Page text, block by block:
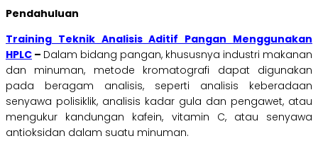
Pendahuluan
Training Teknik Analisis Aditif Pangan Menggunakan
HPLC – Dalam bidang pangan, khususnya industri makanan
dan minuman, metode kromatografi dapat digunakan
pada beragam analisis, seperti analisis keberadaan
senyawa polisiklik, analisis kadar gula dan pengawet, atau
mengukur kandungan kafein, vitamin C, atau senyawa
antioksidan dalam suatu minuman.